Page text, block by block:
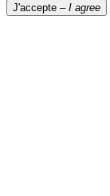
J'accepte – I agree